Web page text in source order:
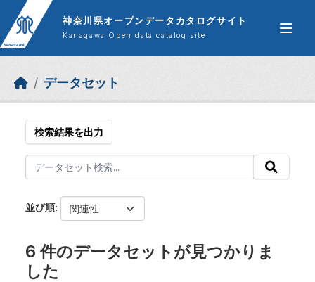
Skip to main content
神奈川県オープンデータカタログサイト
Kanagawa Open data catalog site
データセット
検索結果を出力
並び順
6 件のデータセットが見つかりま
した